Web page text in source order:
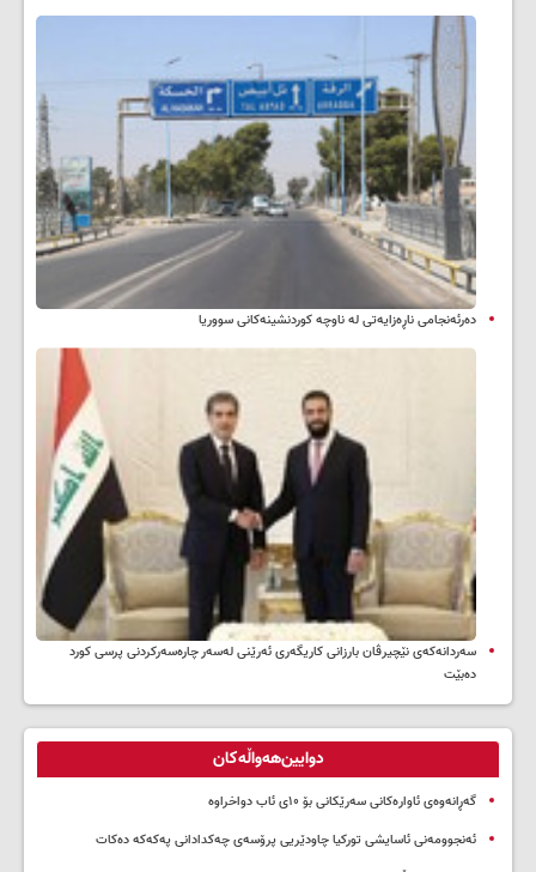
دەرئەنجامی ناڕەزایەتی لە ناوچە کوردنشینەکانی سووریا
سه‌ردانه‌کەی نێچیرڤان بارزانی كاریگه‌ری ئه‌رێنی له‌سه‌ر چاره‌سه‌ركردنی پرسی كورد
ده‌بێت
دوایین‌هەواڵەکان
گەڕانەوەی ئاوارەکانی سەرێکانی بۆ ۱۰ی ئاب دواخراوە
ئەنجوومەنی ئاسایشی تورکیا چاودێریی پرۆسەی چەکدادانی پەکەکە دەکات